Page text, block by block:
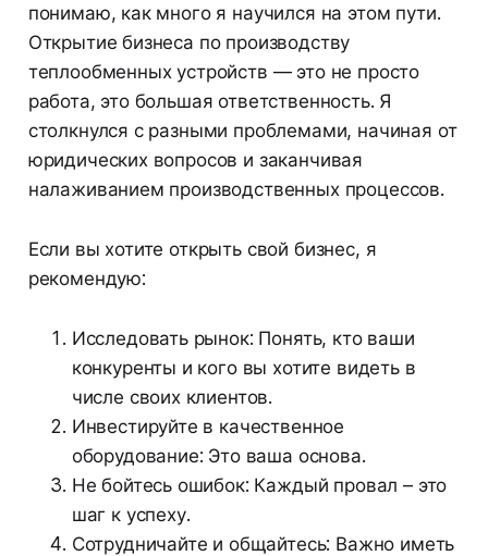
понимаю, как много я научился на этом пути.
Открытие бизнеса по производству
теплообменных устройств — это не просто
работа, это большая ответственность. Я
столкнулся с разными проблемами, начиная от
юридических вопросов и заканчивая
налаживанием производственных процессов.
Если вы хотите открыть свой бизнес, я
рекомендую:
Исследовать рынок: Понять, кто ваши
конкуренты и кого вы хотите видеть в
числе своих клиентов.
Инвестируйте в качественное
оборудование: Это ваша основа.
Не бойтесь ошибок: Каждый провал – это
шаг к успеху.
Сотрудничайте и общайтесь: Важно иметь